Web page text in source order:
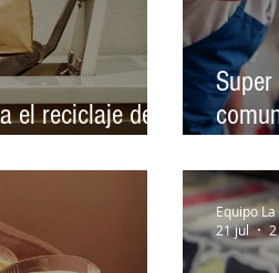
el reciclaje de
Equipo
21 jul